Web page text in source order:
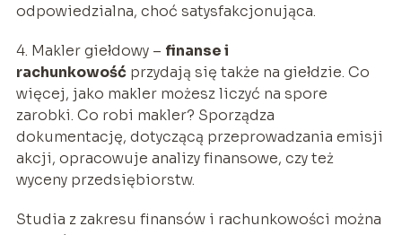
odpowiedzialna, choć satysfakcjonująca.
4. Makler giełdowy – finanse i
rachunkowośćprzydają się także na giełdzie. Co
więcej, jako makler możesz liczyć na spore
zarobki. Co robi makler? Sporządza
dokumentację, dotyczącą przeprowadzania emisji
akcji, opracowuje analizy finansowe, czy też
wyceny przedsiębiorstw.
Studia z zakresu finansów i rachunkowości można